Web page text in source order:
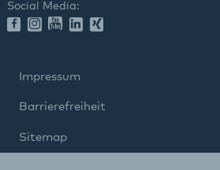
Social Media:
Impressum
Barrierefreiheit
Sitemap